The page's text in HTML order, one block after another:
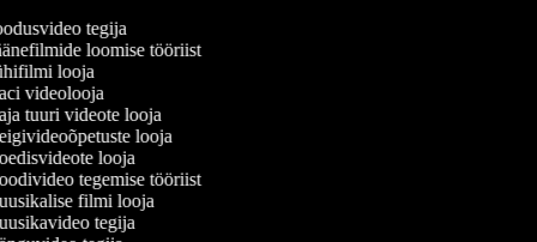
tegija
loomise tööriist
looja
videolooja
tuuri videote looja
looja
looja
tegemise tööriist
filmi looja
tegija